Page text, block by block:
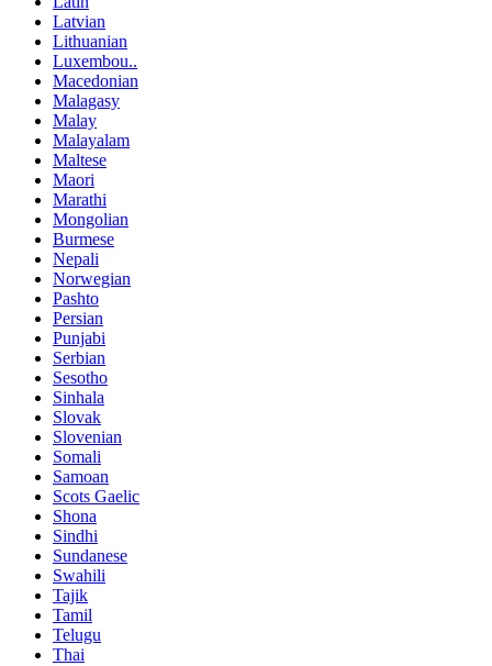
Latvian
Lithuanian
Luxembou..
Macedonian
Malagasy
Malay
Malayalam
Maltese
Maori
Marathi
Mongolian
Burmese
Nepali
Norwegian
Pashto
Persian
Punjabi
Serbian
Sesotho
Sinhala
Slovak
Slovenian
Somali
Samoan
Scots Gaelic
Shona
Sindhi
Sundanese
Swahili
Tajik
Tamil
Telugu
Thai